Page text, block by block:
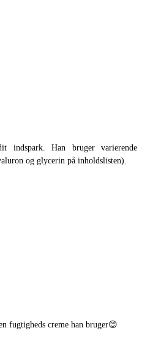
Han bruger varierende
og glycerin på inholdslisten).
fugtigheds creme han bruger😊